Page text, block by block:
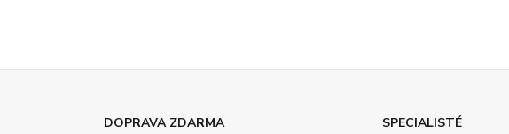
DOPRAVA ZDARMA
SPECIALISTÉ